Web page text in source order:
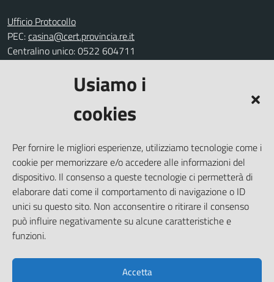
Usiamo i
cookies
Per fornire le migliori esperienze, utilizziamo tecnologie come i
cookie per memorizzare e/o accedere alle informazioni del
dispositivo. Il consenso a queste tecnologie ci permetterà di
elaborare dati come il comportamento di navigazione o ID
unici su questo sito. Non acconsentire o ritirare il consenso
può influire negativamente su alcune caratteristiche e
funzioni.
Accetta
Ufficio Protocollo
PEC:casina@cert.provincia.re.it
Centralino unico: 0522 604711
Segnalazione disservizio
Amministrazione trasparente
Informativa privacy
Note legali
Dichiarazione di accessibilità
Piano di miglioramento del sito